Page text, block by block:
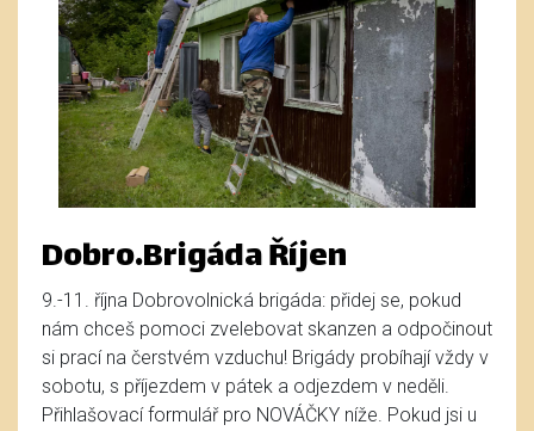
Dobro.Brigáda Říjen
9.-11. října Dobrovolnická brigáda: přidej se, pokud
nám chceš pomoci zvelebovat skanzen a odpočinout
si prací na čerstvém vzduchu! Brigády probíhají vždy v
sobotu, s příjezdem v pátek a odjezdem v neděli.
Přihlašovací formulář pro NOVÁČKY níže. Pokud jsi u